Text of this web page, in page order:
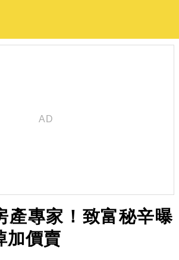
產專家！致富秘辛曝
加價賣